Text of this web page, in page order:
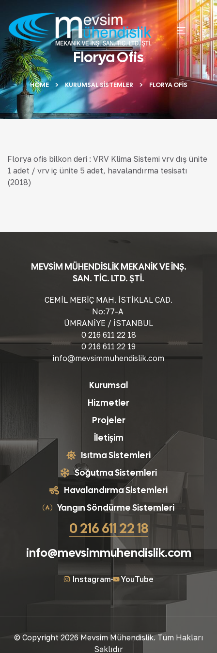
Florya Ofis
HOME KURUMSAL SISTEMLER FLORYA OFIS
Florya ofis bilkon deri : VRV Klima Sistemi vrv dış ünite
1 adet / vrv iç ünite 5 adet, havalandırma tesisatı
(2018)
MEVSİM MÜHENDİSLİK MEKANİK VE İNŞ.
SAN. TİC. LTD. ŞTİ.
CEMİL MERİÇ MAH. İSTİKLAL CAD.
No:77-A
ÜMRANİYE / İSTANBUL
0 216 611 22 18
0 216 611 22 19
info@mevsimmuhendislik.com
Kurumsal
Hizmetler
Projeler
İletişim
Isıtma Sistemleri
Soğutma Sistemleri
Havalandırma Sistemleri
Yangın Söndürme Sistemleri
0 216 611 22 18
info@mevsimmuhendislik.com
Instagram YouTube
© Copyright 2026 Mevsim Mühendislik. Tüm Hakları
Saklıdır